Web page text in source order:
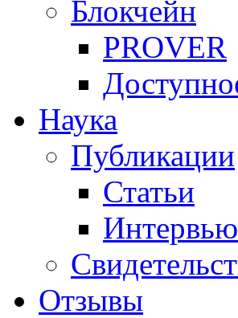
Блокчейн
PROVER
Наука
Публикации
Статьи
Интервью
Отзывы